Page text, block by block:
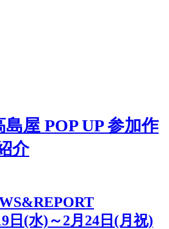
屋 POP UP 参加作
介
日(水)～2月24日(月祝)